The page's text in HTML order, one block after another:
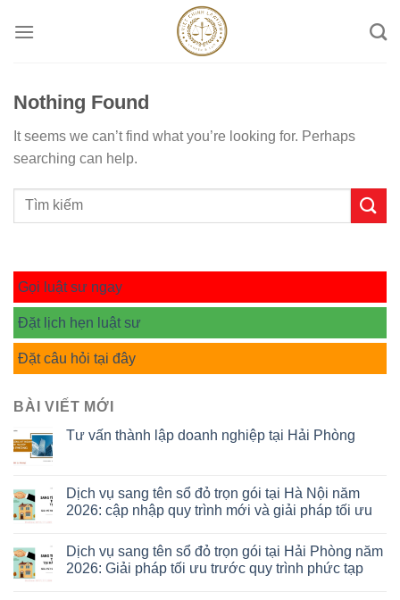
Nothing Found
It seems we can’t find what you’re looking for. Perhaps
searching can help.
Gọi luật sư ngay
Đặt lịch hẹn luật sư
Đặt câu hỏi tại đây
BÀI VIẾT MỚI
Tư vấn thành lập doanh nghiệp tại Hải Phòng
Dịch vụ sang tên sổ đỏ trọn gói tại Hà Nội năm
2026: cập nhập quy trình mới và giải pháp tối ưu
Dịch vụ sang tên sổ đỏ trọn gói tại Hải Phòng năm
2026: Giải pháp tối ưu trước quy trình phức tạp